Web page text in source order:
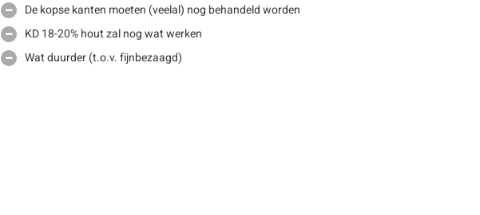
De kopse kanten moeten (veelal) nog behandeld worden
KD 18-20% hout zal nog wat werken
Wat duurder (t.o.v. fijnbezaagd)